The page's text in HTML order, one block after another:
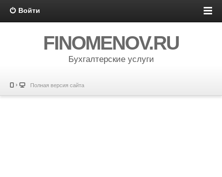
Войти
FINOMENOV.RU
Бухгалтерские услуги
Полная версия сайта